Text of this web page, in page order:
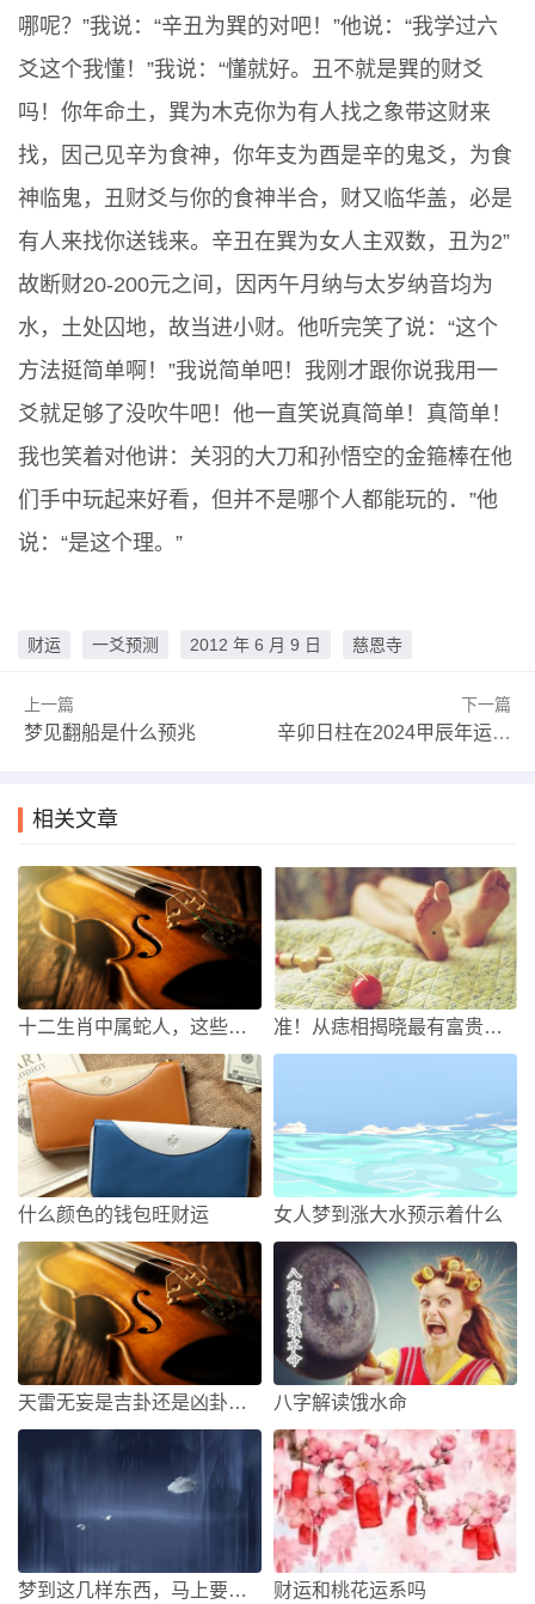
哪呢？”我说：“辛丑为巽的对吧！”他说：“我学过六
爻这个我懂！”我说：“懂就好。丑不就是巽的财爻
吗！你年命土，巽为木克你为有人找之象带这财来
找，因己见辛为食神，你年支为酉是辛的鬼爻，为食
神临鬼，丑财爻与你的食神半合，财又临华盖，必是
有人来找你送钱来。辛丑在巽为女人主双数，丑为2”
故断财20-200元之间，因丙午月纳与太岁纳音均为
水，土处囚地，故当进小财。他听完笑了说：“这个
方法挺简单啊！”我说简单吧！我刚才跟你说我用一
爻就足够了没吹牛吧！他一直笑说真简单！真简单！
我也笑着对他讲：关羽的大刀和孙悟空的金箍棒在他
们手中玩起来好看，但并不是哪个人都能玩的．”他
说：“是这个理。”
财运 一爻预测 2012 年 6 月 9 日 慈恩寺
上一篇
梦见翻船是什么预兆
下一篇
辛卯日柱在2024甲辰年运势 龙年财运低迷恐有波折
相关文章
十二生肖中属蛇人，这些时辰出生的子女，财运最旺神仙福气！ 准！从痣相揭晓最有富贵命的男人面相
什么颜色的钱包旺财运 女人梦到涨大水预示着什么
天雷无妄是吉卦还是凶卦？天雷无妄卦详解感情事业财运吉凶 八字解读饿水命
梦到这几样东西，马上要走好运 财运和桃花运系吗